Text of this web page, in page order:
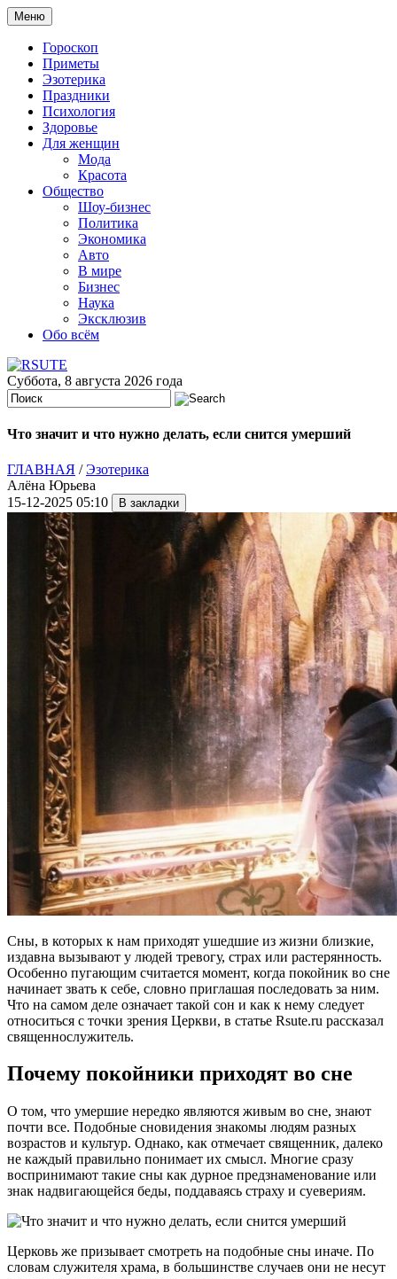
Меню
Гороскоп
Приметы
Эзотерика
Праздники
Психология
Здоровье
Для женщин
Мода
Красота
Общество
Шоу-бизнес
Политика
Экономика
Авто
В мире
Бизнес
Наука
Эксклюзив
Обо всём
Суббота, 8 августа 2026 года
Что значит и что нужно делать, если снится умерший
ГЛАВНАЯ /Эзотерика
Алёна Юрьева
15-12-2025 05:10
Сны, в которых к нам приходят ушедшие из жизни близкие,
издавна вызывают у людей тревогу, страх или растерянность.
Особенно пугающим считается момент, когда покойник во сне
начинает звать к себе, словно приглашая последовать за ним.
Что на самом деле означает такой сон и как к нему следует
относиться с точки зрения Церкви, в статье Rsute.ru рассказал
священнослужитель.
Почему покойники приходят во сне
О том, что умершие нередко являются живым во сне, знают
почти все. Подобные сновидения знакомы людям разных
возрастов и культур. Однако, как отмечает священник, далеко
не каждый правильно понимает их смысл. Многие сразу
воспринимают такие сны как дурное предзнаменование или
знак надвигающейся беды, поддаваясь страху и суевериям.
Церковь же призывает смотреть на подобные сны иначе. По
словам служителя храма, в большинстве случаев они не несут